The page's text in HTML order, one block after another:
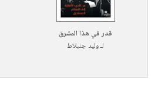
قدر في هذا المشرق
لـوليد جنبلاط